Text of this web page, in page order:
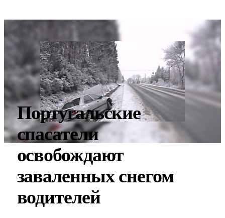
Португальские
спасатели
освобождают
заваленных снегом
водителей